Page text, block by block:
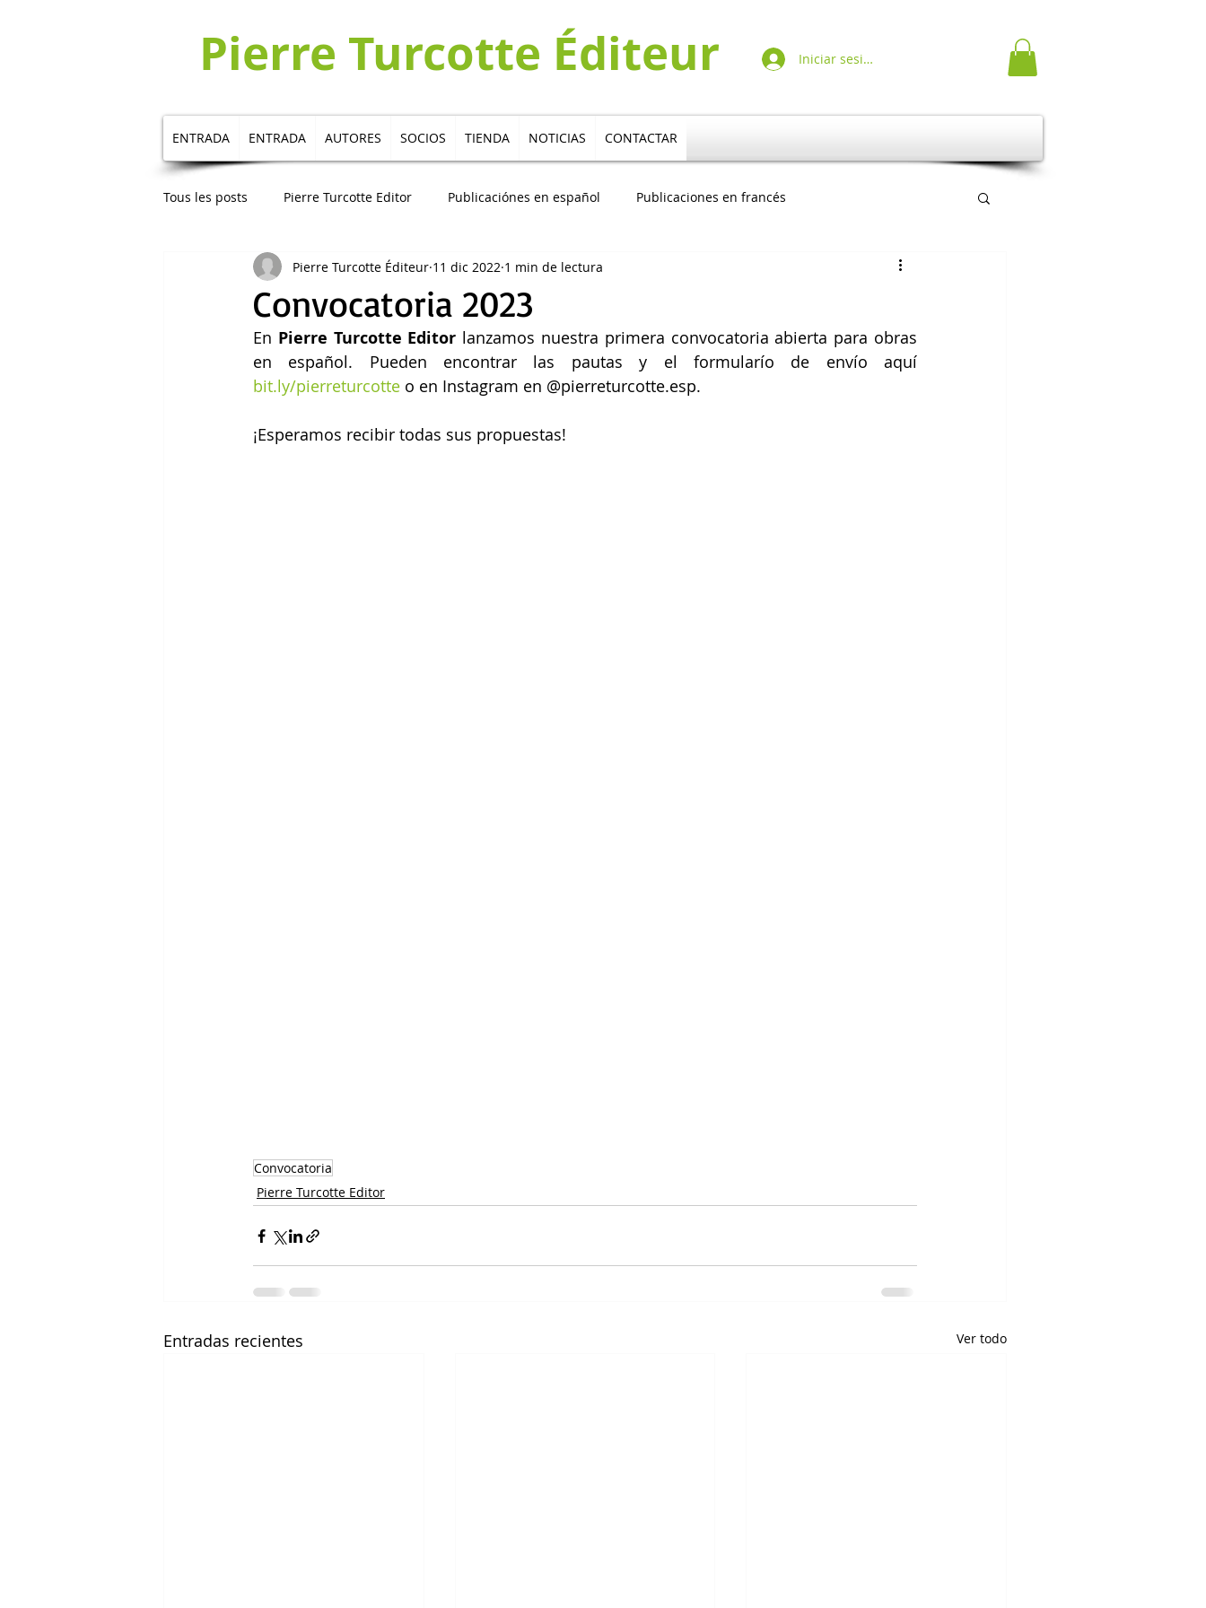
Pierre Turcotte Éditeur Iniciar sesión
Tous les posts Pierre Turcotte Editor Publicaciónes en español Publicaciones en francés
Publicaciones en español Autores Multilingue
Convocatoria 2023
Pierre Turcotte Éditeur 11 dic 2022 1 min de lectura
En Pierre Turcotte Editor lanzamos nuestra primera convocatoria abierta para obras
bit.ly/pierreturcotte o en Instagram en @pierreturcotte.esp.
¡Esperamos recibir todas sus propuestas!
Convocatoria
Pierre Turcotte Editor
Entradas recientes Ver todo
ENTRADA ENTRADA AUTORES SOCIOS TIENDA NOTICIAS CONTACTAR